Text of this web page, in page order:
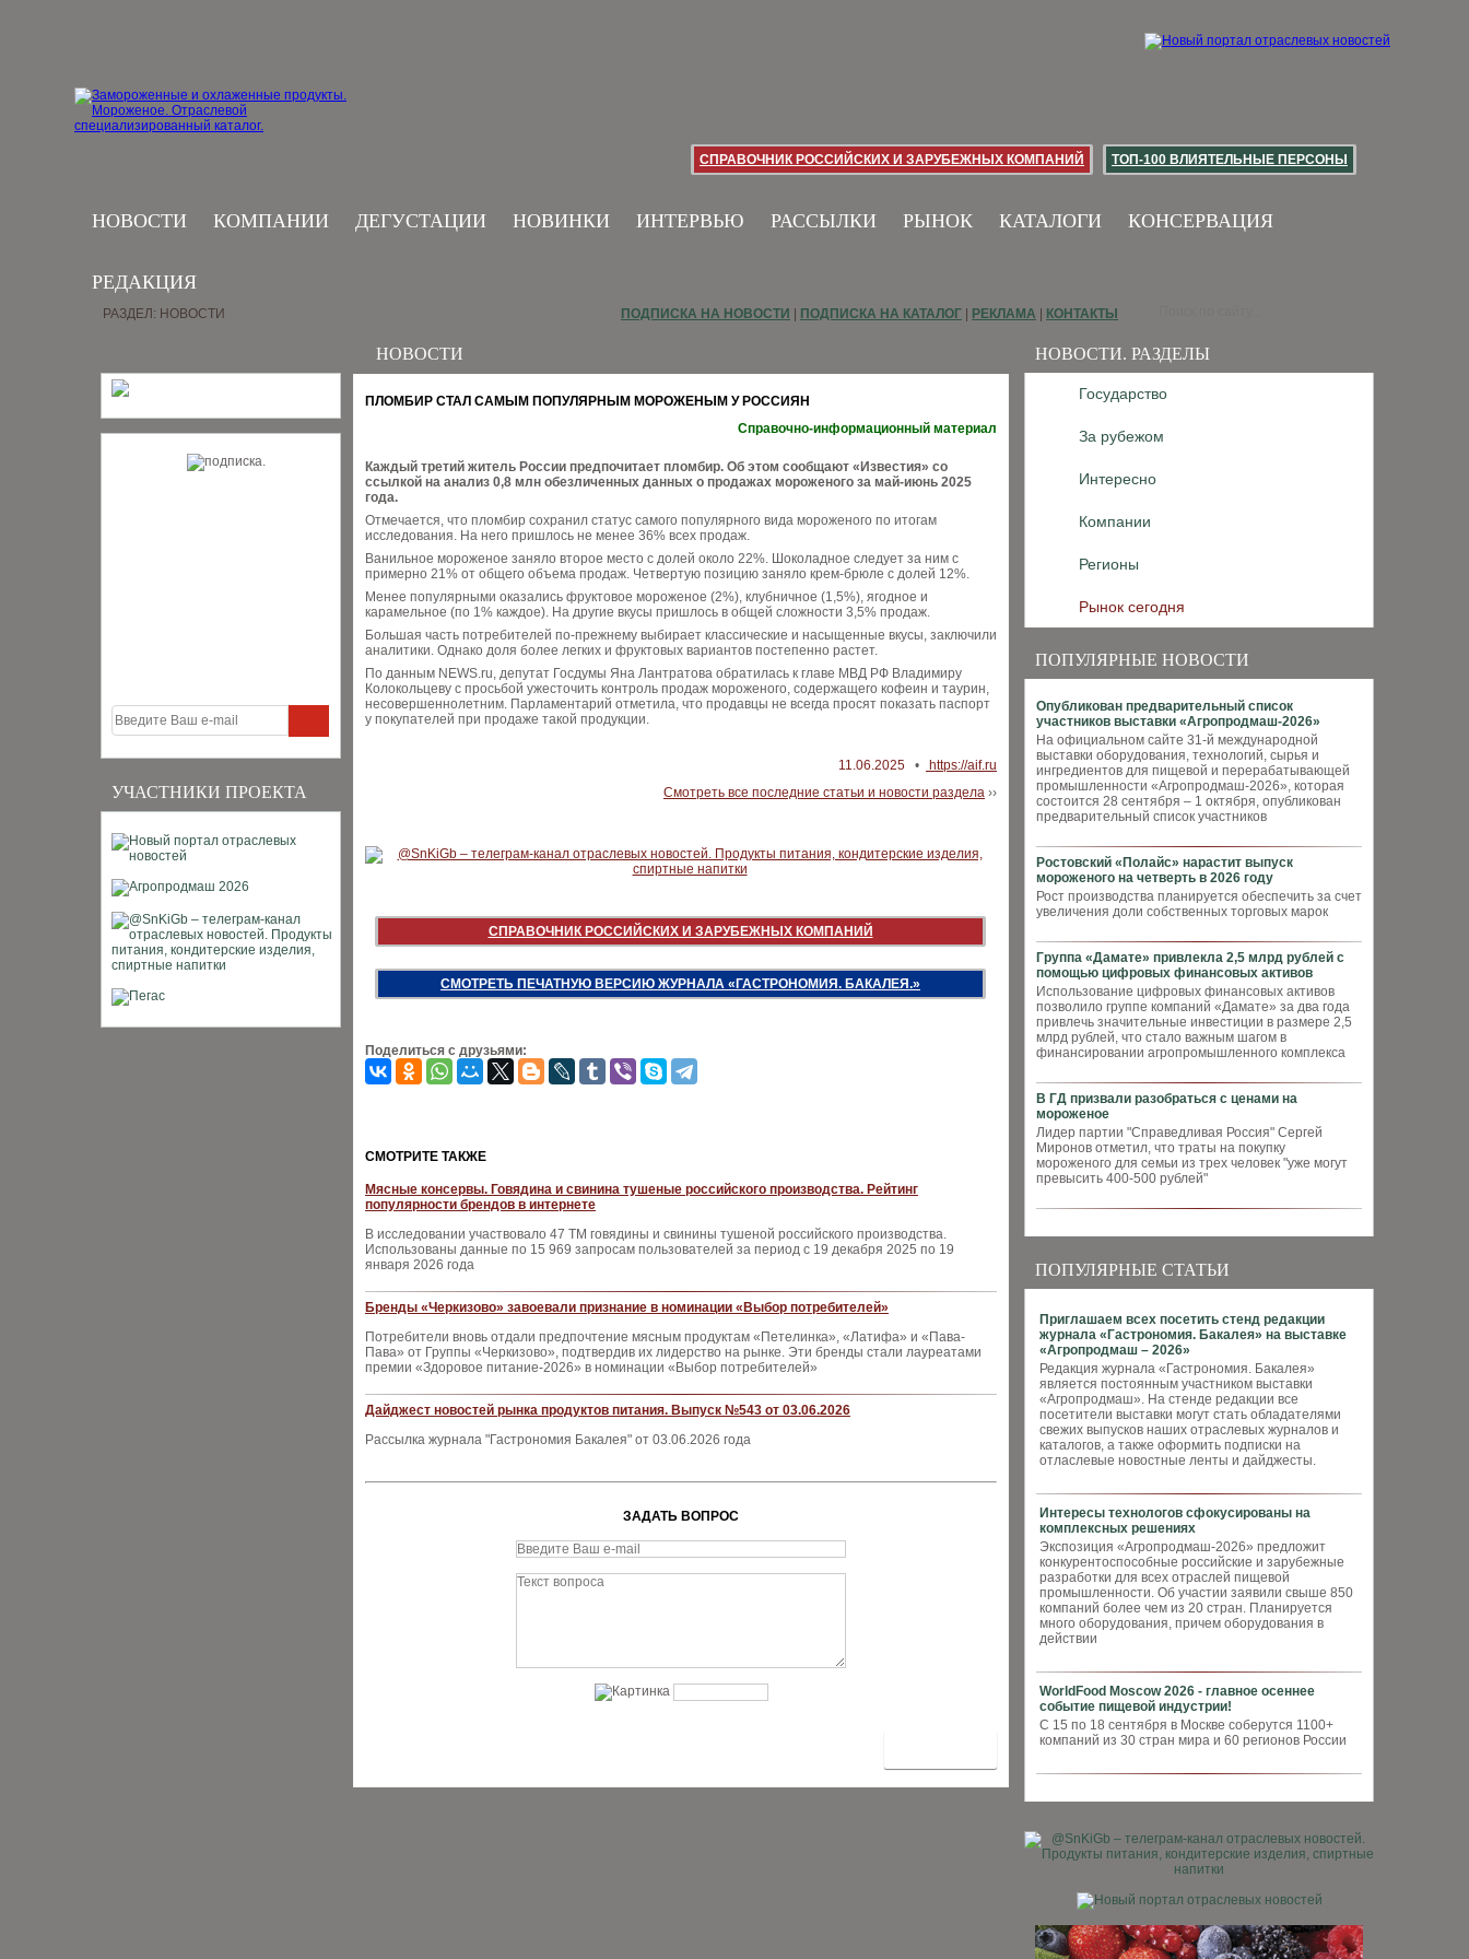
СПРАВОЧНИК РОССИЙСКИХ И ЗАРУБЕЖНЫХ КОМПАНИЙ ТОП-100 ВЛИЯТЕЛЬНЫЕ ПЕРСОНЫ
НОВОСТИ КОМПАНИИ ДЕГУСТАЦИИ НОВИНКИ ИНТЕРВЬЮ РАССЫЛКИ РЫНОК КАТАЛОГИ КОНСЕРВАЦИЯ
РЕДАКЦИЯ
УЧАСТНИКИ ПРОЕКТА
НОВОСТИ. РАЗДЕЛЫ
Государство
За рубежом
Интересно
Компании
Регионы
Рынок сегодня
ПОПУЛЯРНЫЕ НОВОСТИ
Опубликован предварительный список
участников выставки «Агропродмаш-2026»
На официальном сайте 31-й международной
выставки оборудования, технологий, сырья и
ингредиентов для пищевой и перерабатывающей
промышленности «Агропродмаш-2026», которая
состоится 28 сентября – 1 октября, опубликован
предварительный список участников
Ростовский «Полайс» нарастит выпуск
мороженого на четверть в 2026 году
Рост производства планируется обеспечить за счет
увеличения доли собственных торговых марок
Группа «Дамате» привлекла 2,5 млрд рублей с
помощью цифровых финансовых активов
Использование цифровых финансовых активов
позволило группе компаний «Дамате» за два года
привлечь значительные инвестиции в размере 2,5
млрд рублей, что стало важным шагом в
финансировании агропромышленного комплекса
В ГД призвали разобраться с ценами на
мороженое
Лидер партии "Справедливая Россия" Сергей
Миронов отметил, что траты на покупку
мороженого для семьи из трех человек "уже могут
превысить 400-500 рублей"
ПОПУЛЯРНЫЕ СТАТЬИ
Приглашаем всех посетить стенд редакции
журнала «Гастрономия. Бакалея» на выставке
«Агропродмаш – 2026»
Редакция журнала «Гастрономия. Бакалея»
является постоянным участником выставки
«Агропродмаш». На стенде редакции все
посетители выставки могут стать обладателями
свежих выпусков наших отраслевых журналов и
каталогов, а также оформить подписки на
отласлевые новостные ленты и дайджесты.
Интересы технологов сфокусированы на
комплексных решениях
Экспозиция «Агропродмаш-2026» предложит
конкурентоспособные российские и зарубежные
разработки для всех отраслей пищевой
промышленности. Об участии заявили свыше 850
компаний более чем из 20 стран. Планируется
много оборудования, причем оборудования в
действии
WorldFood Moscow 2026 - главное осеннее
событие пищевой индустрии!
С 15 по 18 сентября в Москве соберутся 1100+
компаний из 30 стран мира и 60 регионов России
РАЗДЕЛ: НОВОСТИ ПОДПИСКА НА НОВОСТИ ПОДПИСКА НА КАТАЛОГ РЕКЛАМА КОНТАКТЫ
НОВОСТИ
ПЛОМБИР СТАЛ САМЫМ ПОПУЛЯРНЫМ МОРОЖЕНЫМ У РОССИЯН
Справочно-информационный материал
Каждый третий житель России предпочитает пломбир. Об этом сообщают «Известия» со
ссылкой на анализ 0,8 млн обезличенных данных о продажах мороженого за май-июнь 2025
года.
Отмечается, что пломбир сохранил статус самого популярного вида мороженого по итогам
исследования. На него пришлось не менее 36% всех продаж.
Ванильное мороженое заняло второе место с долей около 22%. Шоколадное следует за ним с
примерно 21% от общего объема продаж. Четвертую позицию заняло крем-брюле с долей 12%.
Менее популярными оказались фруктовое мороженое (2%), клубничное (1,5%), ягодное и
карамельное (по 1% каждое). На другие вкусы пришлось в общей сложности 3,5% продаж.
Большая часть потребителей по-прежнему выбирает классические и насыщенные вкусы, заключили
аналитики. Однако доля более легких и фруктовых вариантов постепенно растет.
По данным NEWS.ru, депутат Госдумы Яна Лантратова обратилась к главе МВД РФ Владимиру
Колокольцеву с просьбой ужесточить контроль продаж мороженого, содержащего кофеин и таурин,
несовершеннолетним. Парламентарий отметила, что продавцы не всегда просят показать паспорт
у покупателей при продаже такой продукции.
11.06.2025 •
https://aif.ru
Смотреть все последние статьи и новости раздела ››
СПРАВОЧНИК РОССИЙСКИХ И ЗАРУБЕЖНЫХ КОМПАНИЙ
СМОТРЕТЬ ПЕЧАТНУЮ ВЕРСИЮ ЖУРНАЛА «ГАСТРОНОМИЯ. БАКАЛЕЯ.»
Поделиться с друзьями:
CМОТРИТЕ ТАКЖЕ
Мясные консервы. Говядина и свинина тушеные российского производства. Рейтинг
популярности брендов в интернете
В исследовании участвовало 47 ТМ говядины и свинины тушеной российского производства.
Использованы данные по 15 969 запросам пользователей за период с 19 декабря 2025 по 19
января 2026 года
Бренды «Черкизово» завоевали признание в номинации «Выбор потребителей»
Потребители вновь отдали предпочтение мясным продуктам «Петелинка», «Латифа» и «Пава-
Пава» от Группы «Черкизово», подтвердив их лидерство на рынке. Эти бренды стали лауреатами
премии «Здоровое питание-2026» в номинации «Выбор потребителей»
Дайджест новостей рынка продуктов питания. Выпуск №543 от 03.06.2026
Рассылка журнала "Гастрономия Бакалея" от 03.06.2026 года
ЗАДАТЬ ВОПРОС